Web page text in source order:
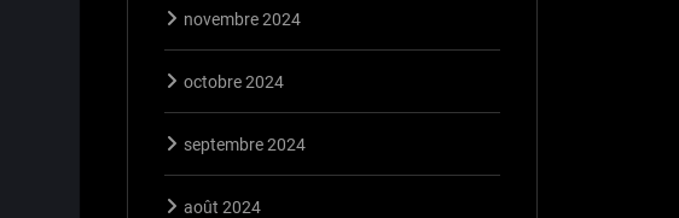
novembre 2024
octobre 2024
septembre 2024
août 2024